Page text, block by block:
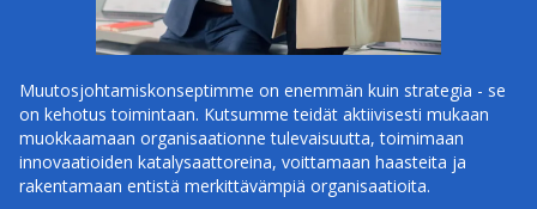
Muutosjohtamiskonseptimme on enemmän kuin strategia - se
on kehotus toimintaan. Kutsumme teidät aktiivisesti mukaan
muokkaamaan organisaationne tulevaisuutta, toimimaan
innovaatioiden katalysaattoreina, voittamaan haasteita ja
rakentamaan entistä merkittävämpiä organisaatioita.